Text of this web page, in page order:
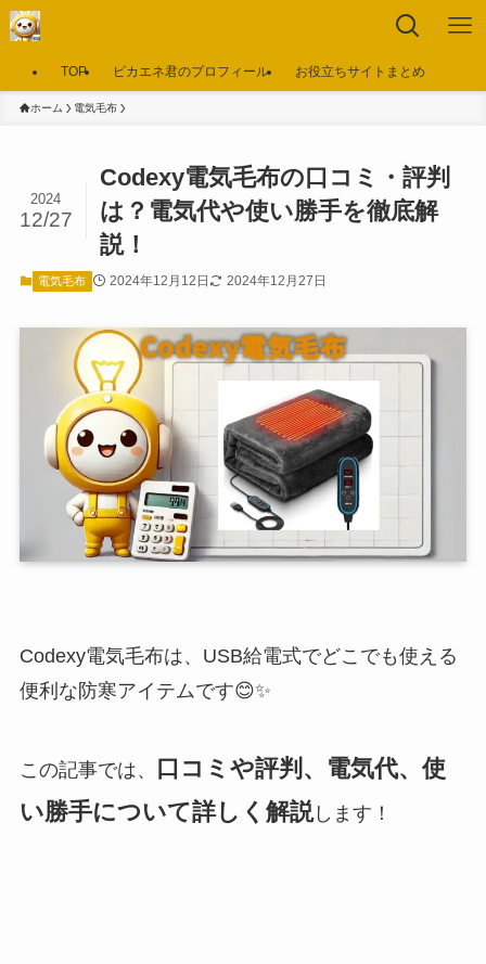
TOP ピカエネ君のプロフィール お役立ちサイトまとめ
ホーム 電気毛布
Codexy電気毛布の口コミ・評判
は？電気代や使い勝手を徹底解
説！
2024
12/27
電気毛布 2024年12月12日 2024年12月27日
Codexy電気毛布は、USB給電式でどこでも使える
便利な防寒アイテムです😊✨
この記事では、
口コミや評判、電気代、使
い勝手について詳しく解説します！